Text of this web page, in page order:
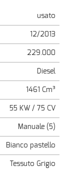
usato
12/2013
229.000
Diesel
1461 Cm³
55 KW / 75 CV
Manuale (5)
Bianco pastello
Tessuto Grigio